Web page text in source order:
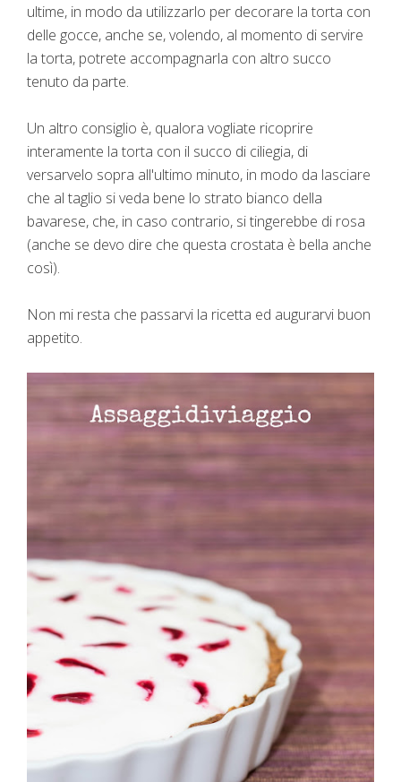
ultime, in modo da utilizzarlo per decorare la torta con
delle gocce, anche se, volendo, al momento di servire
la torta, potrete accompagnarla con altro succo
tenuto da parte.
Un altro consiglio è, qualora vogliate ricoprire
interamente la torta con il succo di ciliegia, di
versarvelo sopra all'ultimo minuto, in modo da lasciare
che al taglio si veda bene lo strato bianco della
bavarese, che, in caso contrario, si tingerebbe di rosa
(anche se devo dire che questa crostata è bella anche
così).
Non mi resta che passarvi la ricetta ed augurarvi buon
appetito.